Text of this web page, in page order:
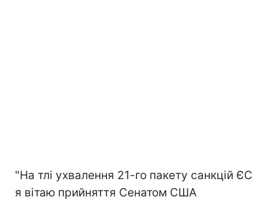
"На тлі ухвалення 21-го пакету санкцій ЄС
я вітаю прийняття Сенатом США